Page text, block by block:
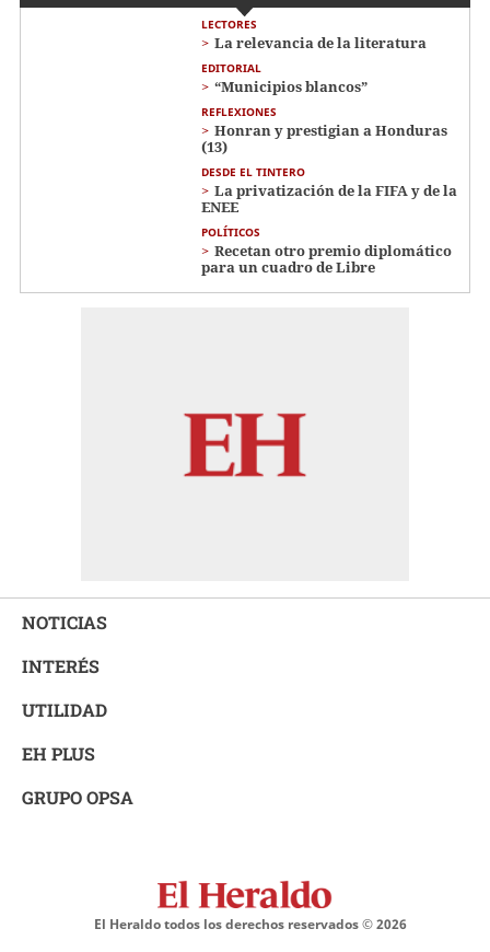
LECTORES
La relevancia de la literatura
EDITORIAL
“Municipios blancos”
REFLEXIONES
Honran y prestigian a Honduras
(13)
DESDE EL TINTERO
La privatización de la FIFA y de la
ENEE
POLÍTICOS
Recetan otro premio diplomático
para un cuadro de Libre
NOTICIAS
INTERÉS
UTILIDAD
EH PLUS
GRUPO OPSA
El Heraldo todos los derechos reservados ©2026